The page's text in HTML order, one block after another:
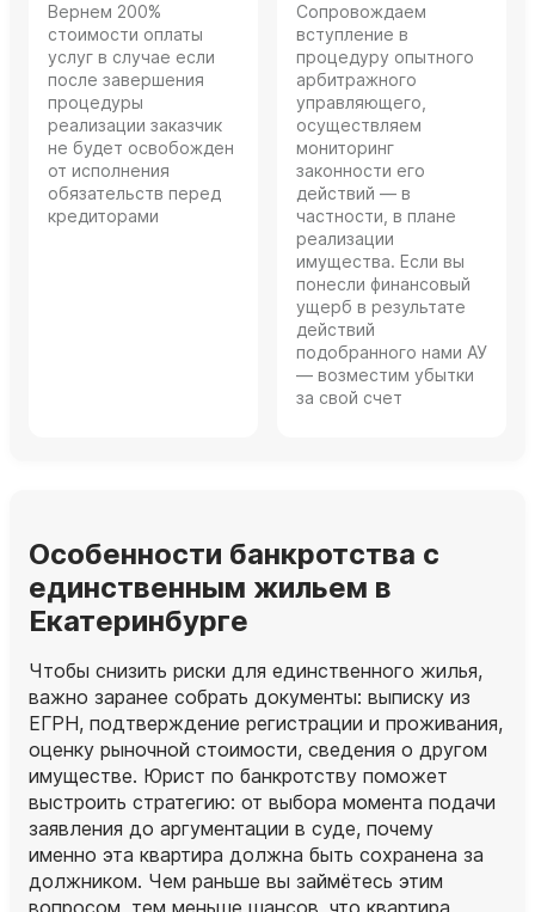
Вернем 200%
стоимости оплаты
услуг в случае если
после завершения
процедуры
реализации заказчик
не будет освобожден
от исполнения
обязательств перед
кредиторами
Сопровождаем
вступление в
процедуру опытного
арбитражного
управляющего,
осуществляем
мониторинг
законности его
действий — в
частности, в плане
реализации
имущества. Если вы
понесли финансовый
ущерб в результате
действий
подобранного нами АУ
— возместим убытки
за свой счет
Особенности банкротства с
единственным жильем в
Екатеринбурге
Чтобы снизить риски для единственного жилья,
важно заранее собрать документы: выписку из
ЕГРН, подтверждение регистрации и проживания,
оценку рыночной стоимости, сведения о другом
имуществе. Юрист по банкротству поможет
выстроить стратегию: от выбора момента подачи
заявления до аргументации в суде, почему
именно эта квартира должна быть сохранена за
должником. Чем раньше вы займётесь этим